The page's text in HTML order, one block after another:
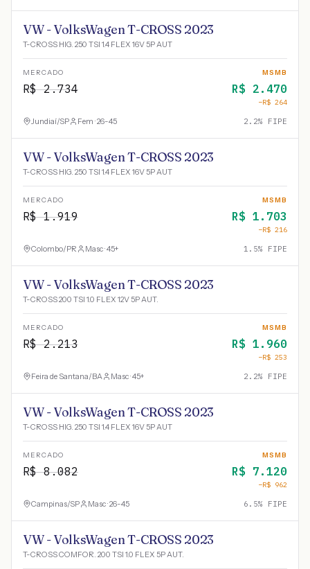
VW - VolksWagen T-CROSS 2023
T-CROSS HIG. 250 TSI 1.4 FLEX 16V 5P AUT
MERCADO
R$2.734
MSMB
R$ 2.470
−R$ 264
Jundiaí/SP Fem · 26-45 2.2% FIPE
VW - VolksWagen T-CROSS 2023
T-CROSS HIG. 250 TSI 1.4 FLEX 16V 5P AUT
MERCADO
R$1.919
MSMB
R$ 1.703
−R$ 216
Colombo/PR Masc · 45+ 1.5% FIPE
VW - VolksWagen T-CROSS 2023
T-CROSS 200 TSI 1.0 FLEX 12V 5P AUT.
MERCADO
R$2.213
MSMB
R$ 1.960
−R$ 253
Feira de Santana/BA Masc · 45+ 2.2% FIPE
VW - VolksWagen T-CROSS 2023
T-CROSS HIG. 250 TSI 1.4 FLEX 16V 5P AUT
MERCADO
R$8.082
MSMB
R$ 7.120
−R$ 962
Campinas/SP Masc · 26-45 6.5% FIPE
VW - VolksWagen T-CROSS 2023
T-CROSS COMFOR. 200 TSI 1.0 FLEX 5P AUT.